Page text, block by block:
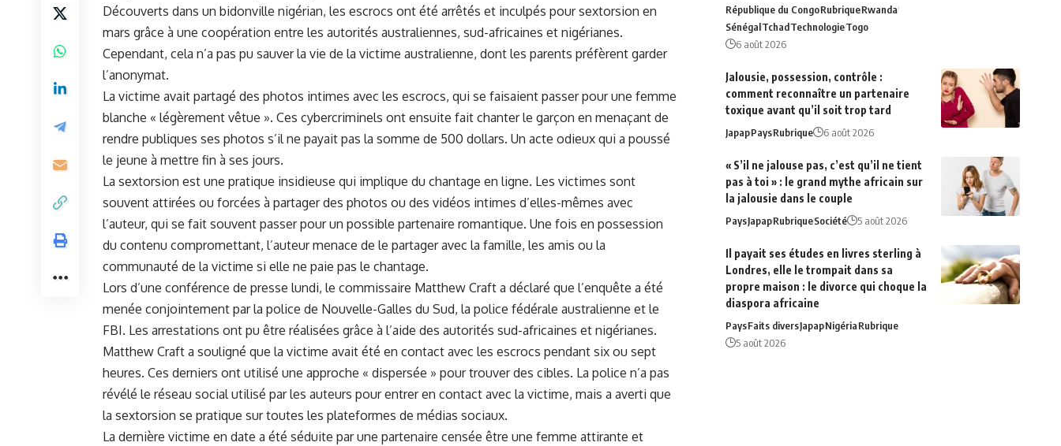
Découverts dans un bidonville nigérian, les escrocs ont été arrêtés et⁤ inculpés pour sextorsion en
mars grâce à une coopération entre⁤ les autorités australiennes, sud-africaines et nigérianes.
⁣Cependant, cela n’a pas pu sauver la vie de la victime australienne, dont‍ les parents ‌préfèrent garder
l’anonymat.
La ⁤victime avait partagé des photos ‍intimes avec les ⁣escrocs, ⁣qui se faisaient passer pour une femme
blanche‍ « légèrement vêtue ». Ces cybercriminels ont ensuite fait chanter‍ le garçon en⁣ menaçant de
rendre publiques ses‌ photos s’il ne​ payait pas la​ somme ​de 500 dollars. Un acte⁣ odieux qui a poussé
⁢le jeune à‌ mettre fin ⁣à ⁢ses jours.
La sextorsion est une pratique insidieuse qui implique du chantage en ligne. Les victimes⁤ sont
souvent attirées ou forcées à partager des photos ou‍ des vidéos intimes d’elles-mêmes avec
l’auteur,‌ qui se fait souvent‌ passer pour un possible partenaire romantique. Une fois en possession⁢
du contenu compromettant, l’auteur menace⁢ de ⁤le partager avec⁢ la famille,⁤ les​ amis ou la⁣
communauté de la victime si⁢ elle ne ​paie pas le chantage.
Lors ​d’une⁢ conférence de presse lundi, le commissaire Matthew Craft a déclaré que​ l’enquête a été
menée conjointement ⁣par la police de Nouvelle-Galles⁢ du Sud, la police fédérale australienne et le
FBI. Les arrestations ont pu être réalisées grâce à l’aide des autorités sud-africaines et nigérianes.​
Matthew Craft a souligné ⁢que la victime avait été en contact avec les escrocs pendant six ou sept
heures. Ces derniers ont⁢ utilisé une approche « dispersée » pour trouver‍ des cibles. La police n’a pas
révélé‌ le réseau social ‍utilisé par les auteurs pour ⁤entrer en contact avec la victime, mais a averti⁣ que
la sextorsion se⁢ pratique⁣ sur toutes les plateformes de ‌médias sociaux.
La dernière victime en date a été⁢ séduite ⁢par une ‌partenaire​ censée être ⁣une femme attirante et
République du CongoRubriqueRwanda
SénégalTchadTechnologieTogo
6 août 2026
Jalousie, possession, contrôle :
comment reconnaître un partenaire
toxique avant qu’il soit trop tard
JapapPaysRubrique 6 août 2026
« S’il ne jalouse pas, c’est qu’il ne tient
pas à toi » : le grand mythe africain sur
la jalousie dans le couple
PaysJapapRubriqueSociété 5 août 2026
Il payait ses études en livres sterling à
Londres, elle le trompait dans sa
propre maison : le divorce qui choque la
diaspora africaine
PaysFaits diversJapapNigériaRubrique
5 août 2026